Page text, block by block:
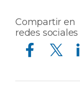
Compartir en
redes sociales
Compartir en Facebook Compartir en Twitter Compartir en Linkedin